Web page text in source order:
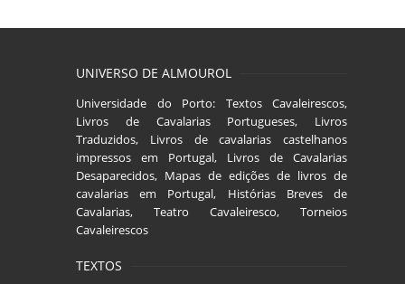
UNIVERSO DE ALMOUROL
Universidade do Porto: Textos Cavaleirescos,
Livros de Cavalarias Portugueses, Livros
Traduzidos, Livros de cavalarias castelhanos
impressos em Portugal, Livros de Cavalarias
Desaparecidos, Mapas de edições de livros de
cavalarias em Portugal, Histórias Breves de
Cavalarias, Teatro Cavaleiresco, Torneios
Cavaleirescos
TEXTOS